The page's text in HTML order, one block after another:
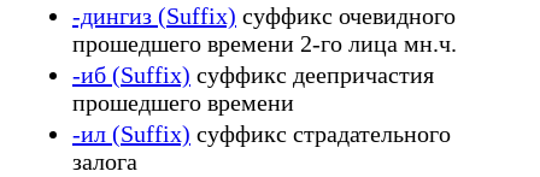
-дингиз (Suffix) суффикс очевидного
прошедшего времени 2-го лица мн.ч.
-иб (Suffix) суффикс деепричастия
прошедшего времени
-ил (Suffix) суффикс страдательного
залога